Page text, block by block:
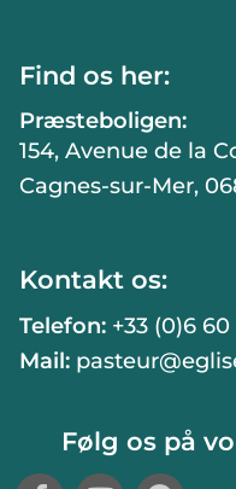
Find os her:
Præsteboligen:
154, Avenue de la
Cagnes-sur-Mer,
Kontakt os:
Telefon: +33 (0)6
Mail:
Følg os på